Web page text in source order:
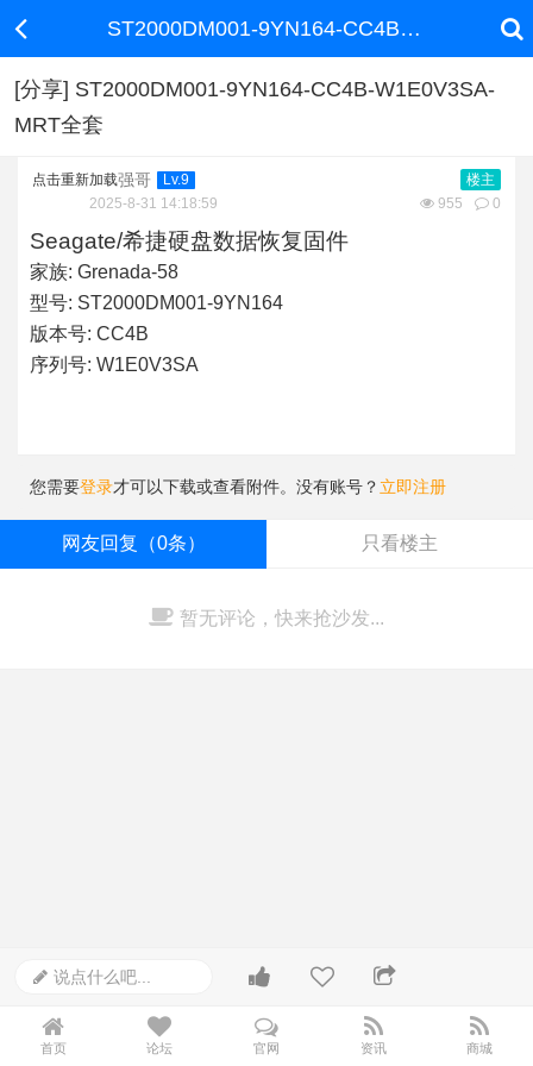
ST2000DM001-9YN164-CC4B-W1E0V3SA-MRT全套
[分享] ST2000DM001-9YN164-CC4B-W1E0V3SA-
MRT全套
点击重新加载强哥 Lv.9
楼主
2025-8-31 14:18:59
955 0
Seagate/希捷硬盘数据恢复固件
家族: Grenada-58
型号: ST2000DM001-9YN164
版本号: CC4B
序列号: W1E0V3SA
您需要登录才可以下载或查看附件。没有账号？ 立即注册
网友回复（0条） 只看楼主
暂无评论，快来抢沙发...
说点什么吧...
首页 论坛 官网 资讯 商城